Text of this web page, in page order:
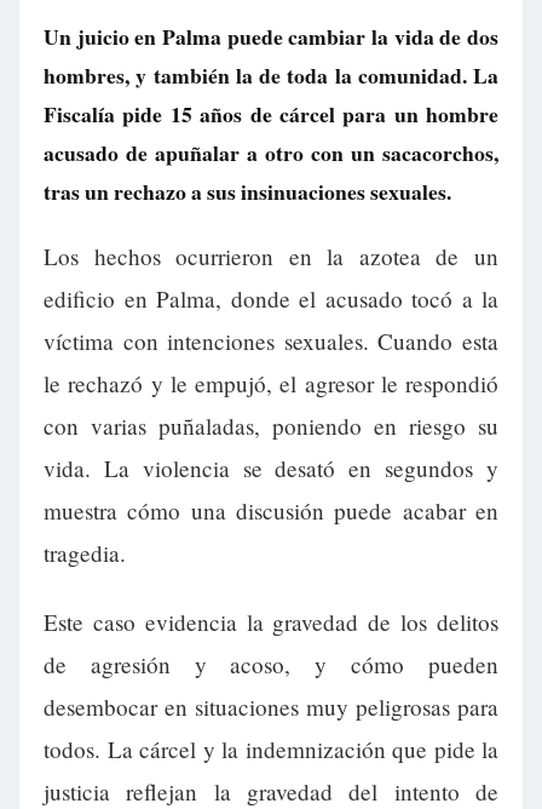
Un juicio en Palma puede cambiar la vida de dos
hombres, y también la de toda la comunidad. La
Fiscalía pide 15 años de cárcel para un hombre
acusado de apuñalar a otro con un sacacorchos,
tras un rechazo a sus insinuaciones sexuales.
Los hechos ocurrieron en la azotea de un
edificio en Palma, donde el acusado tocó a la
víctima con intenciones sexuales. Cuando esta
le rechazó y le empujó, el agresor le respondió
con varias puñaladas, poniendo en riesgo su
vida. La violencia se desató en segundos y
muestra cómo una discusión puede acabar en
tragedia.
Este caso evidencia la gravedad de los delitos
de agresión y acoso, y cómo pueden
desembocar en situaciones muy peligrosas para
todos. La cárcel y la indemnización que pide la
justicia reflejan la gravedad del intento de